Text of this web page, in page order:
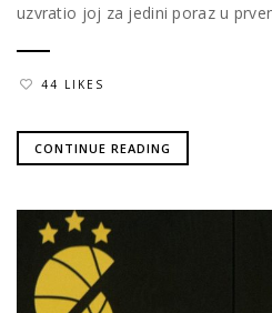
uzvratio joj za jedini poraz u
44 LIKES
CONTINUE READING